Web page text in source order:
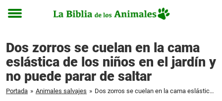
Toggle
Dos zorros se cuelan en la cama
eslástica de los niños en el jardín y
no puede parar de saltar
Portada » Animales salvajes » Dos zorros se cuelan en la cama eslástica de los niños en el jardín y no puede parar de saltar